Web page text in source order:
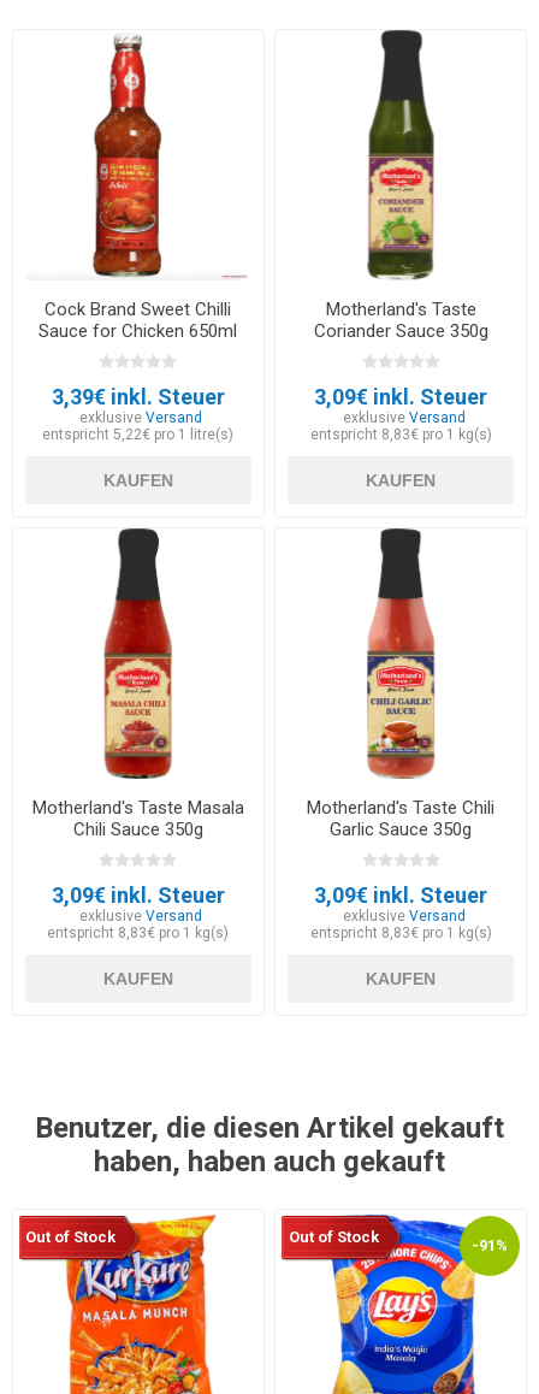
Cock Brand Sweet Chilli
Sauce for Chicken 650ml
3,39€ inkl. Steuer
exklusiveVersand
entspricht 5,22€ pro 1 litre(s)
KAUFEN
Motherland's Taste
Coriander Sauce 350g
3,09€ inkl. Steuer
exklusive Versand
entspricht 8,83€ pro 1 kg(s)
KAUFEN
Motherland's Taste Masala
Chili Sauce 350g
3,09€ inkl. Steuer
exklusiveVersand
entspricht 8,83€ pro 1 kg(s)
KAUFEN
Motherland's Taste Chili
Garlic Sauce 350g
3,09€ inkl. Steuer
exklusive Versand
entspricht 8,83€ pro 1 kg(s)
KAUFEN
Benutzer, die diesen Artikel gekauft
haben, haben auch gekauft
Out of Stock -91%
Out of Stock